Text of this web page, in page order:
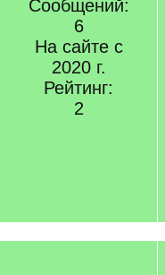
Сообщений:
6
На сайте с
2020 г.
Рейтинг:
2